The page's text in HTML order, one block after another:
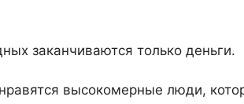
заканчиваются только деньги.
высокомерные люди,